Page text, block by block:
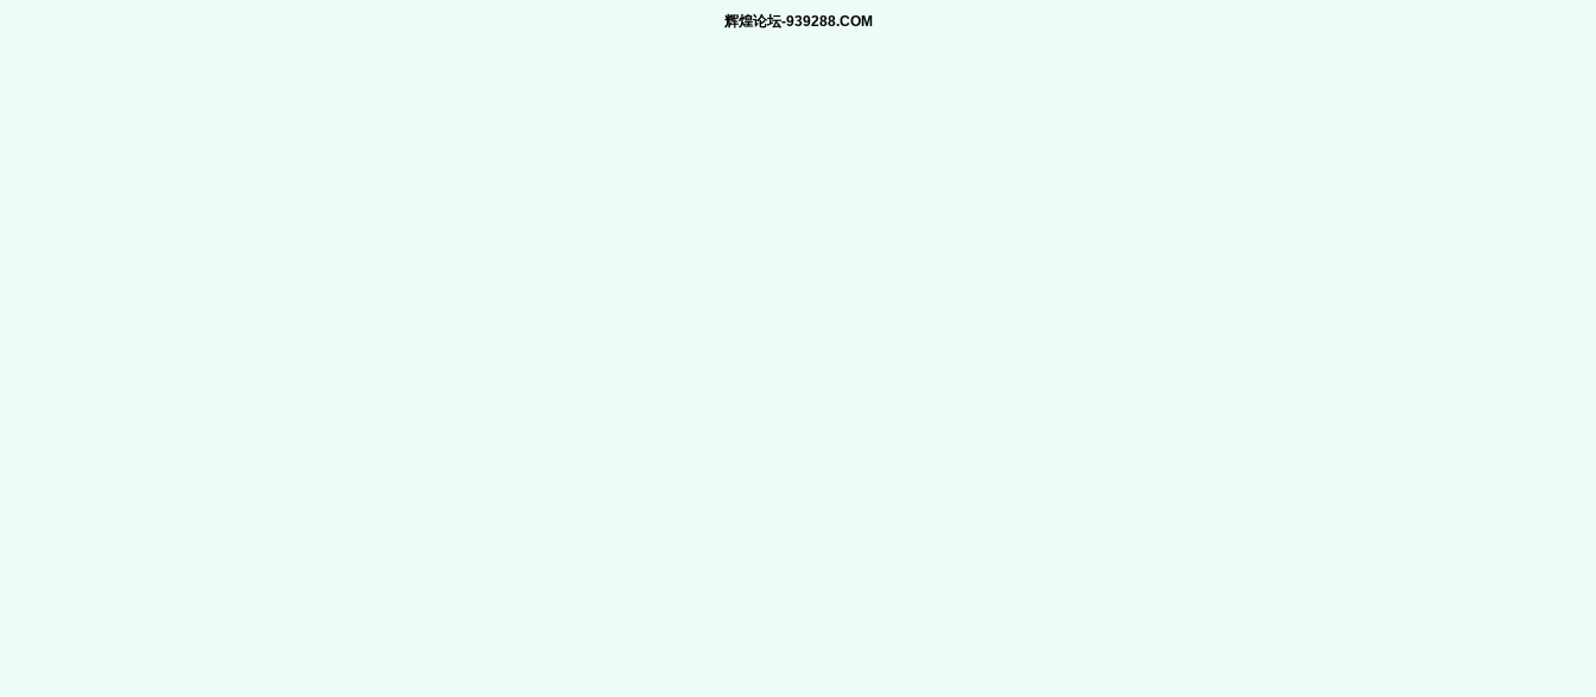
辉煌论坛-939288.COM